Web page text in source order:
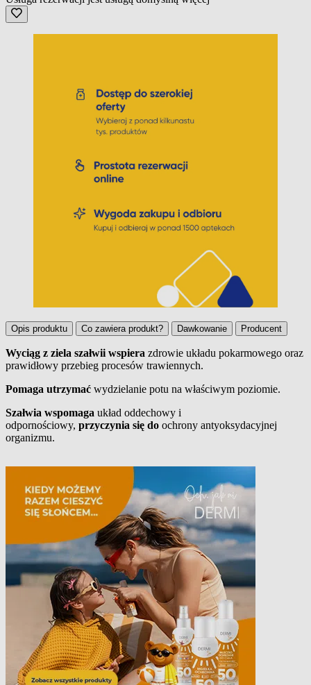
Opis produktu Co zawiera produkt? Dawkowanie Producent
Opis produktu
Wyciąg z ziela szałwii wspiera zdrowie układu pokarmowego oraz
prawidłowy przebieg procesów trawiennych.
Pomaga utrzymać wydzielanie potu na właściwym poziomie.
Szałwia wspomaga układ oddechowy i
odpornościowy, przyczynia się do ochrony antyoksydacyjnej
organizmu.